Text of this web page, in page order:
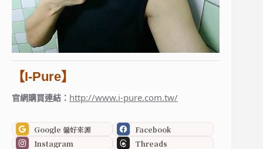
【I-Pure】
官網購買連結： http://www.i-pure.com.tw/
Google 偏好來源
Facebook
Instagram
Threads